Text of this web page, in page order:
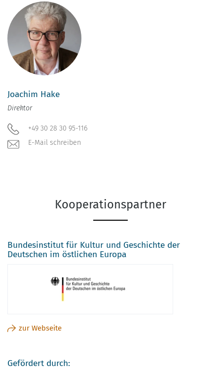
Joachim Hake
Direktor
+49 30 28 30 95-116
E-Mail schreiben
Kooperationspartner
Bundesinstitut für Kultur und Geschichte der
Deutschen im östlichen Europa
zur Webseite
Gefördert durch: